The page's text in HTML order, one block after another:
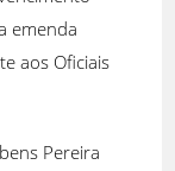
emenda
aos Oficiais
Pereira